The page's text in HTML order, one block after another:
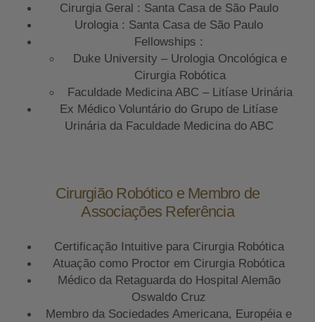
Cirurgia Geral : Santa Casa de São Paulo
Urologia : Santa Casa de São Paulo
Fellowships :
Duke University – Urologia Oncológica e
Cirurgia Robótica
Faculdade Medicina ABC – Litíase Urinária
Ex Médico Voluntário do Grupo de Litíase
Urinária da Faculdade Medicina do ABC
Cirurgião Robótico e Membro de
Associações Referência
Certificação Intuitive para Cirurgia Robótica
Atuação como Proctor em Cirurgia Robótica
Médico da Retaguarda do Hospital Alemão
Oswaldo Cruz
Membro da Sociedades Americana, Européia e